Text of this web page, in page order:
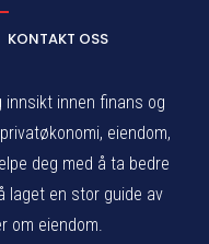
KONTAKT OSS
innsikt innen finans og
eiendom,
deg med å ta bedre
laget en stor guide av
om eiendom.